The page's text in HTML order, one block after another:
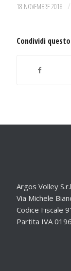
18 NOVEMBRE 2018 /
Condividi
Argos Volley
Via Michele
Codice Fiscale
Partita IVA